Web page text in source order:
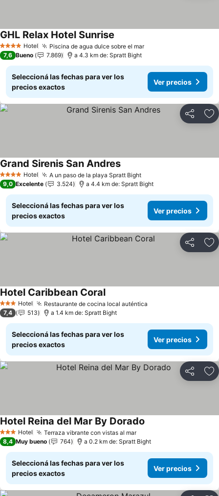
4 EstrellasHotel Piscina de agua dulce sobre el marVer precios
GHL Relax Hotel Sunrise
7,6 Bueno 7.869 a 4.3 km de: Spratt Bight
Seleccioná las fechas para ver los
precios exactos
Ver precios
Compartir
4 EstrellasHotel A un paso de la playa Spratt BightVer precios
Grand Sirenis San AndresVer precios
9,0 Excelente 3.524 a 4.4 km de: Spratt Bight
Seleccioná las fechas para ver los
precios exactos
Ver precios
Compartir
3 Estrellas
Hotel Restaurante de cocina local auténtica
Hotel Caribbean CoralVer precios
7,4 513 a 1.4 km de: Spratt Bight
Seleccioná las fechas para ver los
precios exactos
Ver precios
Compartir
3 Estrellas
Hotel Terraza vibrante con vistas al marVer precios
Hotel Reina del Mar By Dorado
8,4 Muy bueno 764 a 0.2 km de: Spratt Bight
Seleccioná las fechas para ver los
precios exactos
Ver precios